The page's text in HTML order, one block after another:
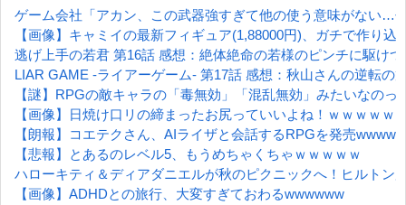
ゲーム会社「アカン、この武器強すぎて他の使う意味がない…
【画像】キャミイの最新フィギュア(1,88000円)、ガチで作り込
逃げ上手の若君 第16話 感想：絶体絶命の若様のピンチに駆け
LIAR GAME -ライアーゲーム- 第17話 感想：秋山さんの逆転の
【謎】RPGの敵キャラの「毒無効」「混乱無効」みたいなの
【画像】日焼け口リの締まったお尻っていいよね！ｗｗｗｗｗ
【朗報】コエテクさん、AIライザと会話するRPGを発売
【悲報】とあるのレベル5、もうめちゃくちゃｗｗｗｗｗ
ハローキティ＆ディアダニエルが秋のピクニックへ！ヒルト
【画像】ADHDとの旅行、大変すぎておわるwwwwww